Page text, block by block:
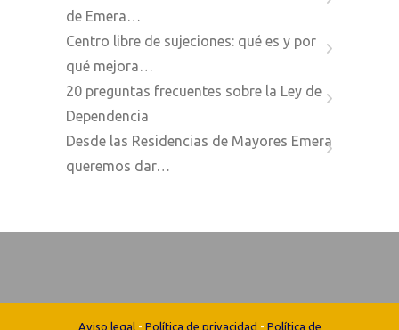
de Emera…
Centro libre de sujeciones: qué es y por
qué mejora…
20 preguntas frecuentes sobre la Ley de
Dependencia
Desde las Residencias de Mayores Emera
queremos dar…
Aviso legal- Política de privacidad - Política de